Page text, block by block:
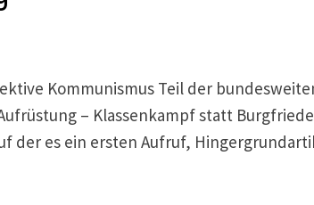
Kommunismus Teil der
– Klassenkampf statt
der es ein ersten Aufruf,